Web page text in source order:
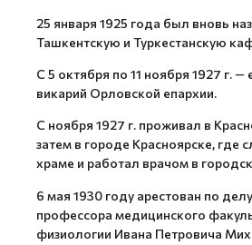
25 января 1925 года был вновь
Ташкентскую и Туркестанскую
С 5 октября по 11 ноября 1927 г. —
викарий Орловской епархии.
С ноября 1927 г. проживал в
затем в городе Красноярске, где
храме и работал врачом в
6 мая 1930 году арестован по
профессора медицинского
физиологии Ивана Петровича